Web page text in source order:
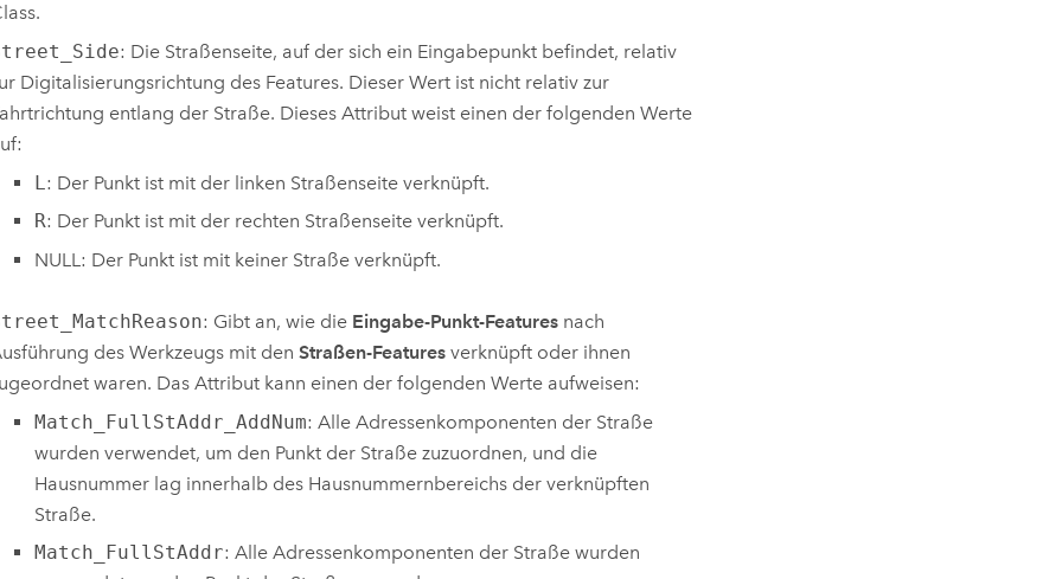
: Die Straßenseite, auf der sich ein Eingabepunkt befindet, relativ
Digitalisierungsrichtung des Features. Dieser Wert ist nicht relativ zur
entlang der Straße. Dieses Attribut weist einen der folgenden Werte
L : Der Punkt ist mit der linken Straßenseite verknüpft.
R: Der Punkt ist mit der rechten Straßenseite verknüpft.
NULL: Der Punkt ist mit keiner Straße verknüpft.
: Gibt an, wie die Eingabe-Punkt-Featuresnach
des Werkzeugs mit den Straßen-Featuresverknüpft oder ihnen
waren. Das Attribut kann einen der folgenden Werte aufweisen:
Match_FullStAddr_AddNum: Alle Adressenkomponenten der Straße
wurden verwendet, um den Punkt der Straße zuzuordnen, und die
Hausnummer lag innerhalb des Hausnummernbereichs der verknüpften
Straße.
Match_FullStAddr: Alle Adressenkomponenten der Straße wurden